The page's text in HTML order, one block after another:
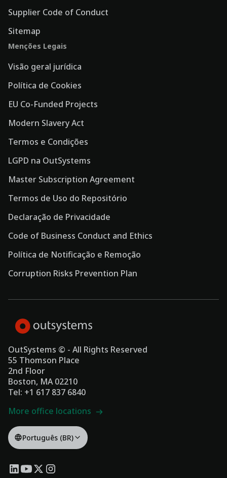
Supplier Code of Conduct
Sitemap
Menções Legais
Visão geral jurídica
Política de Cookies
EU Co-Funded Projects
Modern Slavery Act
Termos e Condições
LGPD na OutSystems
Master Subscription Agreement
Termos de Uso do Repositório
Declaração de Privacidade
Code of Business Conduct and Ethics
Política de Notificação e Remoção
Corruption Risks Prevention Plan
OutSystems © - All Rights Reserved
55 Thomson Place
2nd Floor
Boston, MA 02210
Tel: +1 617 837 6840
More office locations
Português (BR)